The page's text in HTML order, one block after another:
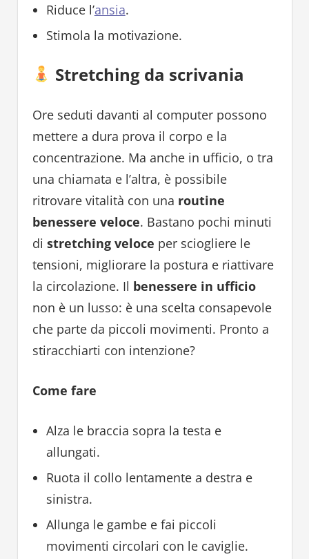
Riduce l’ansia.
Stimola la motivazione.
Stretching da scrivania
Ore seduti davanti al computer possono
mettere a dura prova il corpo e la
concentrazione. Ma anche in ufficio, o tra
una chiamata e l’altra, è possibile
ritrovare vitalità con una routine
benessere veloce. Bastano pochi minuti
di stretching veloce per sciogliere le
tensioni, migliorare la postura e riattivare
la circolazione. Il benessere in ufficio
non è un lusso: è una scelta consapevole
che parte da piccoli movimenti. Pronto a
stiracchiarti con intenzione?
Come fare
Alza le braccia sopra la testa e
allungati.
Ruota il collo lentamente a destra e
sinistra.
Allunga le gambe e fai piccoli
movimenti circolari con le caviglie.